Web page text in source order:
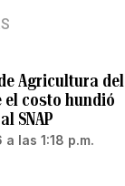
Agricultura del
el costo hundió
SNAP
las 1:18 p.m.